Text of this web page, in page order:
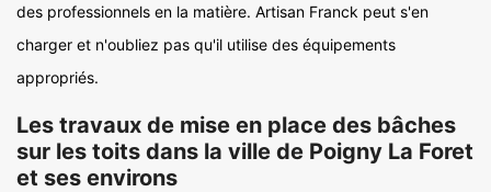
des professionnels en la matière. Artisan Franck peut s'en
charger et n'oubliez pas qu'il utilise des équipements
appropriés.
Les travaux de mise en place des bâches
sur les toits dans la ville de Poigny La Foret
et ses environs